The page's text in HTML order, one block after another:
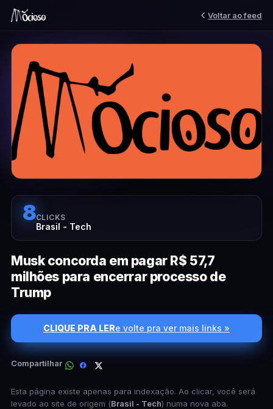
Voltar ao feed
8CLICKS
Brasil - Tech
Musk concorda em pagar R$ 57,7
milhões para encerrar processo de
Trump
CLIQUE PRA LERe volte pra ver mais links »
Compartilhar
Esta página existe apenas para indexação. Ao clicar, você será
levado ao site de origem (Brasil - Tech) numa nova aba.